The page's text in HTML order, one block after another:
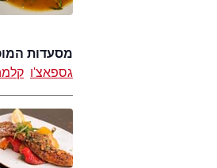
מסעדות
גספאצ'ו